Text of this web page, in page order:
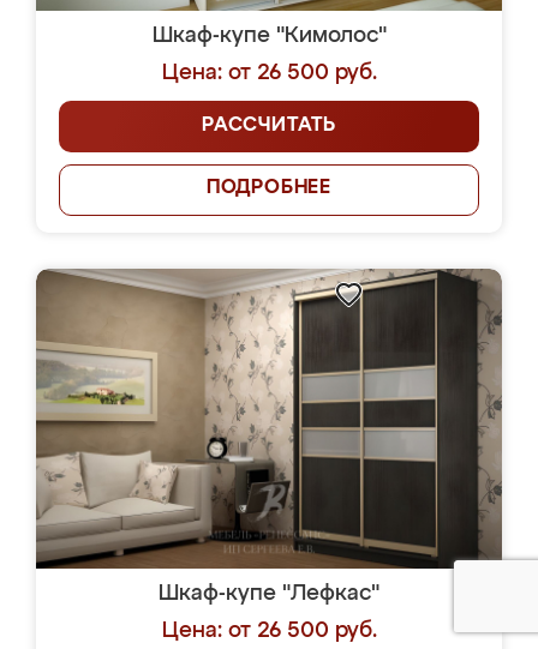
Шкаф-купе "Кимолос"
Цена: от 26 500 руб.
РАССЧИТАТЬ
ПОДРОБНЕЕ
Шкаф-купе "Лефкас"
Цена: от 26 500 руб.